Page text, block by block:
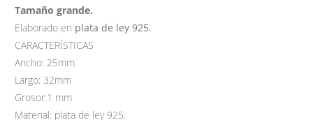
Tamaño grande.
Elaborado en plata de ley 925.
CARACTERÍSTICAS
Ancho: 25mm
Largo: 32mm
Grosor:1 mm
Material: plata de ley 925.